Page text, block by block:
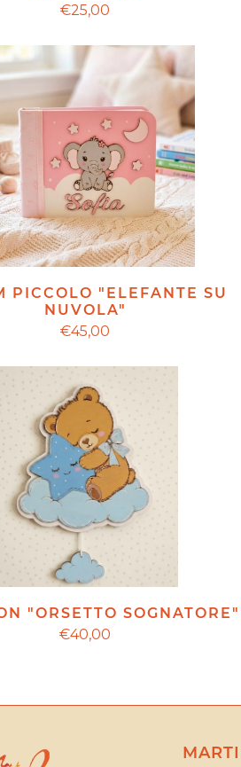
€25,00
PICCOLO "ELEFANTE SU
NUVOLA"
€45,00
"ORSETTO SOGNATORE"
€40,00